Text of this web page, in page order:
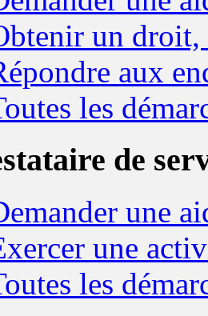
un droit,
aux
les
de
une
une
les